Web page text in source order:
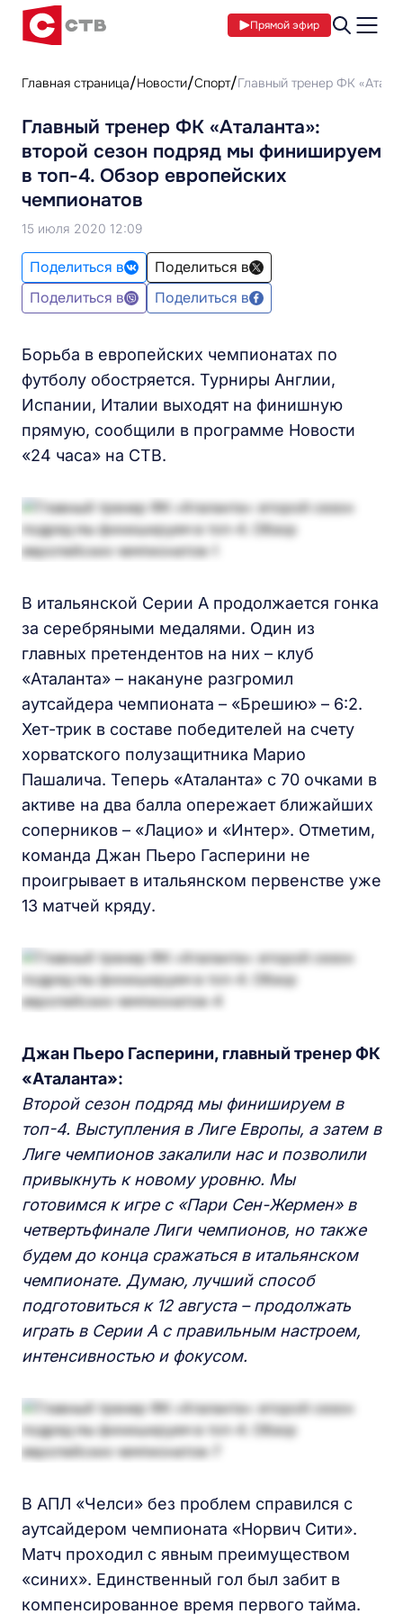
Прямой эфир
Главная страница Новости Спорт Главный тренер ФК
Главный тренер ФК «Аталанта»:
второй сезон подряд мы финишируем
в топ-4. Обзор европейских
чемпионатов
15 июля 2020 12:09
Поделиться в
Поделиться в
Поделиться в
Поделиться в
Борьба в европейских чемпионатах по
футболу обостряется. Турниры Англии,
Испании, Италии выходят на финишную
прямую, сообщили в программе Новости
«24 часа» на СТВ.
В итальянской Серии А продолжается гонка
за серебряными медалями. Один из
главных претендентов на них – клуб
«Аталанта» – накануне разгромил
аутсайдера чемпионата – «Брешию» – 6:2.
Хет-трик в составе победителей на счету
хорватского полузащитника Марио
Пашалича. Теперь «Аталанта» с 70 очками в
активе на два балла опережает ближайших
соперников – «Лацио» и «Интер». Отметим,
команда Джан Пьеро Гасперини не
проигрывает в итальянском первенстве уже
13 матчей кряду.
Джан Пьеро Гасперини, главный тренер ФК
«Аталанта»:
Второй сезон подряд мы финишируем в
топ-4. Выступления в Лиге Европы, а затем в
Лиге чемпионов закалили нас и позволили
привыкнуть к новому уровню. Мы
готовимся к игре с «Пари Сен-Жермен» в
четвертьфинале Лиги чемпионов, но также
будем до конца сражаться в итальянском
чемпионате. Думаю, лучший способ
подготовиться к 12 августа – продолжать
играть в Серии А с правильным настроем,
интенсивностью и фокусом.
В АПЛ «Челси» без проблем справился с
аутсайдером чемпионата «Норвич Сити».
Матч проходил с явным преимуществом
«синих». Единственный гол был забит в
компенсированное время первого тайма.